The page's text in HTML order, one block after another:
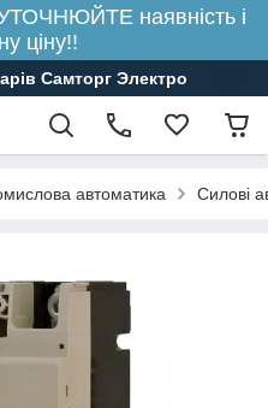
наявність і
ціну!!
Самторг Электро
автоматика Силові